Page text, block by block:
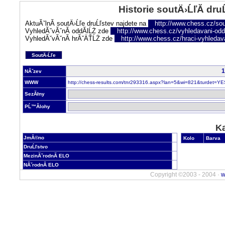
Historie soutÄ›ĹľĂ­
AktuĂˇlnĂ­ soutÄ›Ĺľe druĹľstev najdete na
http://www.chess.cz/
VyhledĂˇvĂˇnĂ­ oddĂ­lĹŻ zde
http://www.chess.cz/vyhledavani-
VyhledĂˇvĂˇnĂ­ hrĂˇÄŤĹŻ zde
http://www.chess.cz/hraci-
SoutÄ›Ĺľe
NĂˇzev
WWW http://chess-results.com/
SezĂłny
PĹ™Ă­lohy
JmĂ©no
DruĹľstvo
MezinĂˇrodnĂ­ ELO
NĂˇrodnĂ­ ELO
Kolo Barva
Copyright ©2003 - 2004 ·